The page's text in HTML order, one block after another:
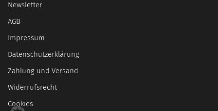
Newsletter
AGB
Impressum
Datenschutzerklärung
Zahlung und Versand
Widerrufsrecht
Cookies